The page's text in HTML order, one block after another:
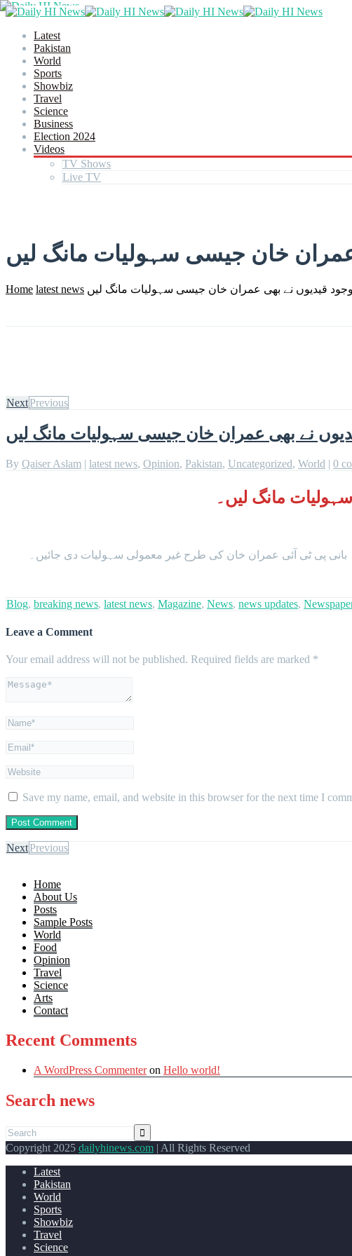
Latest
Pakistan
World
Sports
Showbiz
Travel
Science
Business
Election 2024
Videos
TV Shows
Live TV
خان جیسی سہولیات مانگ لیں
Home latest news قیدیوں نے بھی عمران خان جیسی سہولیات مانگ لیں
NextPrevious
نے بھی عمران خان جیسی سہولیات مانگ لیں
By Qaiser Aslam | latest news, Opinion, Pakistan, Uncategorized, World | 0
مانگ لیں۔
پی ٹی آئی عمران خان کی طرح غیر معمولی سہولیات دی جائیں۔
Blog, breaking news, latest news, Magazine, News, news updates,
Leave a Comment
Your email address will not be published. Required fields are marked *
Save my name, email, and website in this browser for the next time I
NextPrevious
Home
About Us
Posts
Sample Posts
World
Food
Opinion
Travel
Science
Arts
Contact
Recent Comments
A WordPress Commenteron Hello world!
Search news
Copyright 2025 dailyhinews.com | All Rights Reserved
Latest
Pakistan
World
Sports
Showbiz
Travel
Science